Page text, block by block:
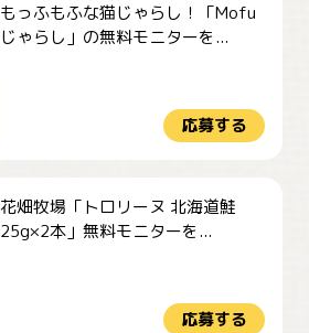
もっふもふな猫じゃらし！「Mofu
じゃらし」の無料モニターを...
応募する
花畑牧場「トロリーヌ 北海道鮭
25g×2本」無料モニターを...
応募する